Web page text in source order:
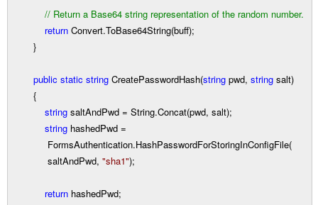
// Return a Base64 string representation of the random number.
return Convert.ToBase64String(buff);
}
public static string CreatePasswordHash(string pwd, string salt)
{
string saltAndPwd = String.Concat(pwd, salt);
string hashedPwd =
FormsAuthentication.HashPasswordForStoringInConfigFile(
saltAndPwd, "sha1");
return hashedPwd;